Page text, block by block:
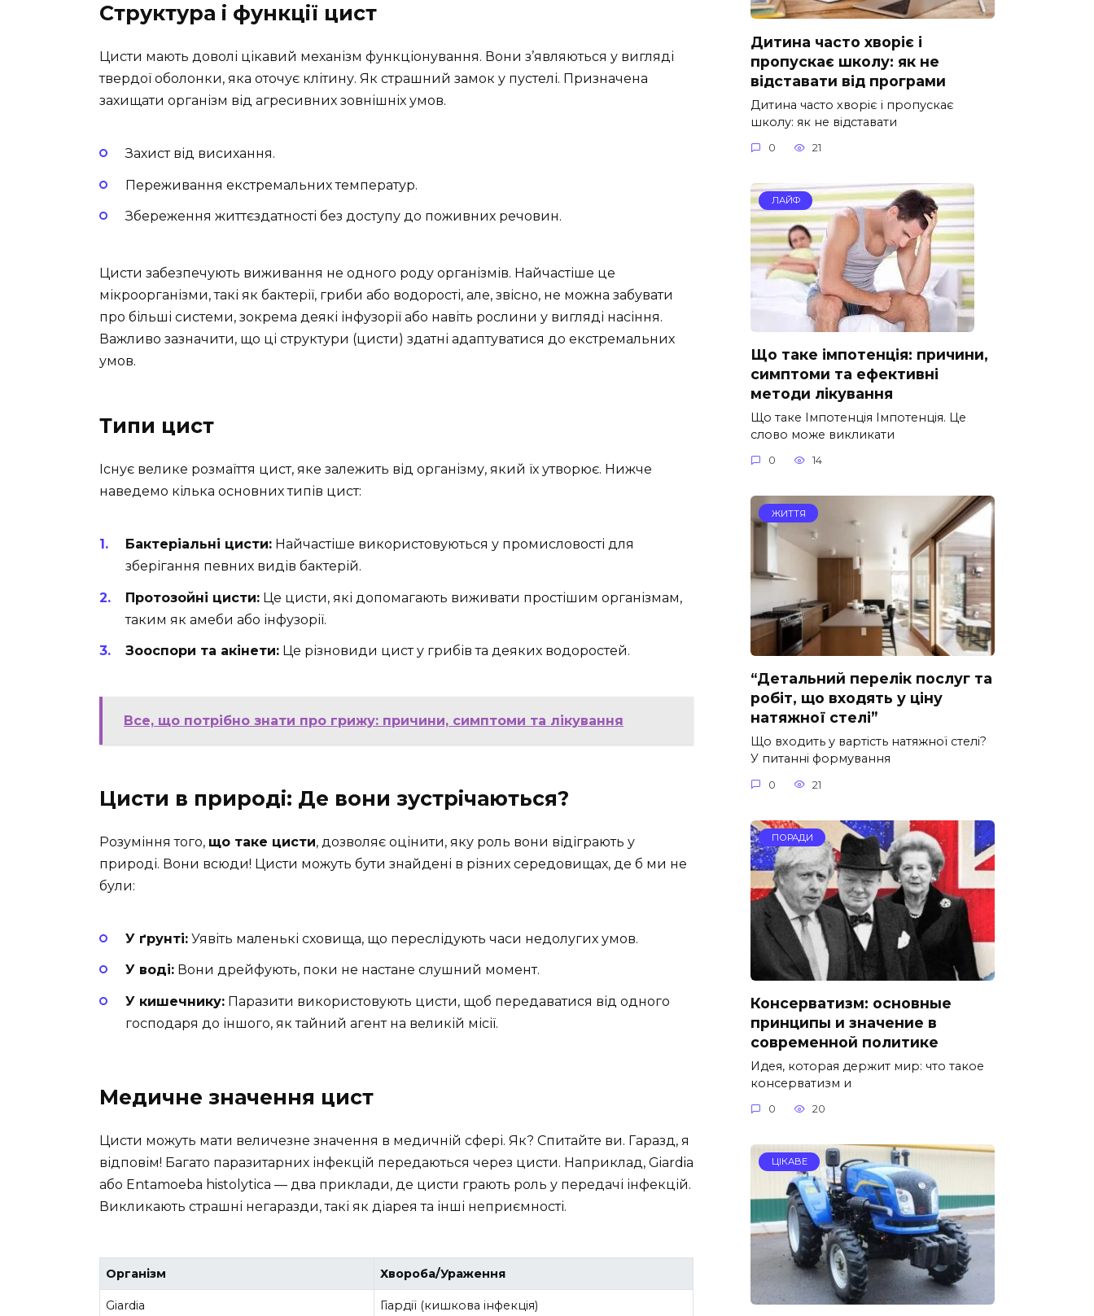
Структура і функції цист
Цисти мають доволі цікавий механізм функціонування. Вони з’являються у вигляді
твердої оболонки, яка оточує клітину. Як страшний замок у пустелі. Призначена
захищати організм від агресивних зовнішніх умов.
Захист від висихання.
Переживання екстремальних температур.
Збереження життєздатності без доступу до поживних речовин.
Цисти забезпечують виживання не одного роду організмів. Найчастіше це
мікроорганізми, такі як бактерії, гриби або водорості, але, звісно, не можна забувати
про більші системи, зокрема деякі інфузорії або навіть рослини у вигляді насіння.
Важливо зазначити, що ці структури (цисти) здатні адаптуватися до екстремальних
умов.
Типи цист
Існує велике розмаїття цист, яке залежить від організму, який їх утворює. Нижче
наведемо кілька основних типів цист:
Бактеріальні цисти: Найчастіше використовуються у промисловості для
зберігання певних видів бактерій.
Протозойні цисти: Це цисти, які допомагають виживати простішим організмам,
таким як амеби або інфузорії.
Зооспори та акінети: Це різновиди цист у грибів та деяких водоростей.
Все, що потрібно знати про грижу: причини, симптоми та лікування
Цисти в природі: Де вони зустрічаються?
Розуміння того, що таке цисти, дозволяє оцінити, яку роль вони відіграють у
природі. Вони всюди! Цисти можуть бути знайдені в різних середовищах, де б ми не
були:
У ґрунті: Уявіть маленькі сховища, що переслідують часи недолугих умов.
У воді: Вони дрейфують, поки не настане слушний момент.
У кишечнику: Паразити використовують цисти, щоб передаватися від одного
господаря до іншого, як тайний агент на великій місії.
Медичне значення цист
Цисти можуть мати величезне значення в медичній сфері. Як? Спитайте ви. Гаразд, я
відповім! Багато паразитарних інфекцій передаються через цисти. Наприклад, Giardia
або Entamoeba histolytica — два приклади, де цисти грають роль у передачі інфекцій.
Викликають страшні негаразди, такі як діарея та інші неприємності.
Організм Хвороба/Ураження
Giardia Гіардії (кишкова інфекція)
Дитина часто хворіє і
пропускає школу: як не
відставати від програми
Дитина часто хворіє і пропускає
школу: як не відставати
0 21
ЛАЙФ
Що таке імпотенція: причини,
симптоми та ефективні
методи лікування
Що таке Імпотенція Імпотенція. Це
слово може викликати
0 14
ЖИТТЯ
“Детальний перелік послуг та
робіт, що входять у ціну
натяжної стелі”
Що входить у вартість натяжної стелі?
У питанні формування
0 21
ПОРАДИ
Консерватизм: основные
принципы и значение в
современной политике
Идея, которая держит мир: что такое
консерватизм и
0 20
ЦІКАВЕ